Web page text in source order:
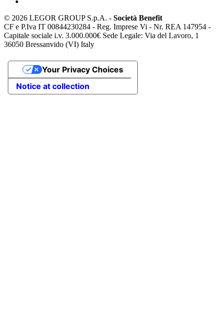
© 2026 LEGOR GROUP S.p.A. - Società Benefit
CF e P.Iva IT 00844230284 - Reg. Imprese Vi - Nr. REA 147954 -
Capitale sociale i.v. 3.000.000€ Sede Legale: Via del Lavoro, 1
36050 Bressanvido (VI) Italy
Notice at collection
Your Privacy Choices